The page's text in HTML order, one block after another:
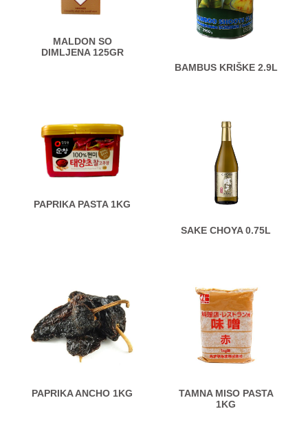
MALDON SO
DIMLJENA 125GR
BAMBUS KRIŠKE 2.9L
PAPRIKA PASTA 1KG
SAKE CHOYA 0.75L
PAPRIKA ANCHO 1KG
TAMNA MISO PASTA
1KG